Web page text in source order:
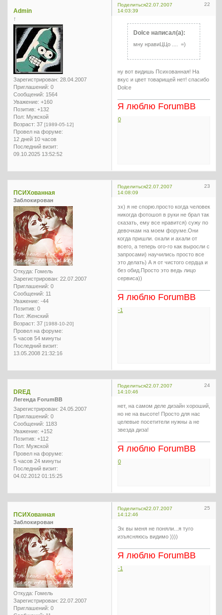
Поделиться 22
22.07.2007
14:03:39
Admin
↑
Зарегистрирован: 28.04.2007
Приглашений: 0
Сообщений: 1564
Уважение: +160
Позитив: +132
Пол: Мужской
Возраст: 37 [1989-05-12]
Провел на форуме:
12 дней 10 часов
Последний визит:
09.10.2025 13:52:52
Dolce написал(а):
мну нравиЦЦо .... =)
ну вот видишь Психованная! На
вкус и цвет товарищей нет! спасибо
Dolce
Я люблю ForumBB
0
Поделиться 23
22.07.2007
14:08:09
ПСИХованная
Заблокирован
Откуда: Гомель
Зарегистрирован: 22.07.2007
Приглашений: 0
Сообщений: 11
Уважение: -44
Позитив: 0
Пол: Женский
Возраст: 37 [1988-10-20]
Провел на форуме:
5 часов 54 минуты
Последний визит:
13.05.2008 21:32:16
эх) я не спорю.просто когда человек
никогда фотошоп в руки не брал так
сказать, ему все нравится) сужу по
девочкам на моем форуме.Они
когда пришли. охали и ахали от
всего, а теперь ого-го как выросли с
запросами) научились просто все
это делать) А я от чистого сердца и
без обид.Просто это ведь лицо
сервиса))
Я люблю ForumBB
-1
Поделиться 24
22.07.2007
14:10:46
DREД
Легенда ForumBB
Зарегистрирован: 24.05.2007
Приглашений: 0
Сообщений: 1183
Уважение: +152
Позитив: +112
Пол: Мужской
Провел на форуме:
5 часов 24 минуты
Последний визит:
04.02.2012 01:15:25
нет, на самом деле дизайн хороший,
но не на высоте! Просто для нас
целевые посетители нужны а не
звезда диза!
Я люблю ForumBB
0
Поделиться 25
22.07.2007
14:12:46
ПСИХованная
Заблокирован
Откуда: Гомель
Зарегистрирован: 22.07.2007
Приглашений: 0
Эх вы меня не поняли...я туго
изъясняюсь видимо ))))
Я люблю ForumBB
-1